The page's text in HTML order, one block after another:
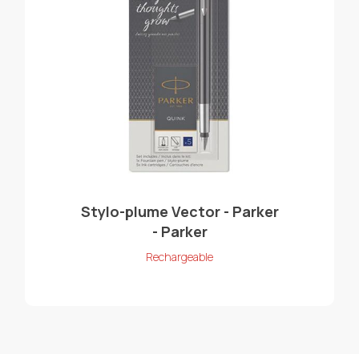
Stylo-plume Vector - Parker
- Parker
Rechargeable